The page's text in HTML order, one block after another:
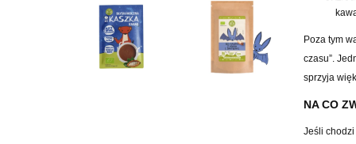
Jaglana
Poza tym
czasu”.
sprzyja wię
NA CO
Jeś li